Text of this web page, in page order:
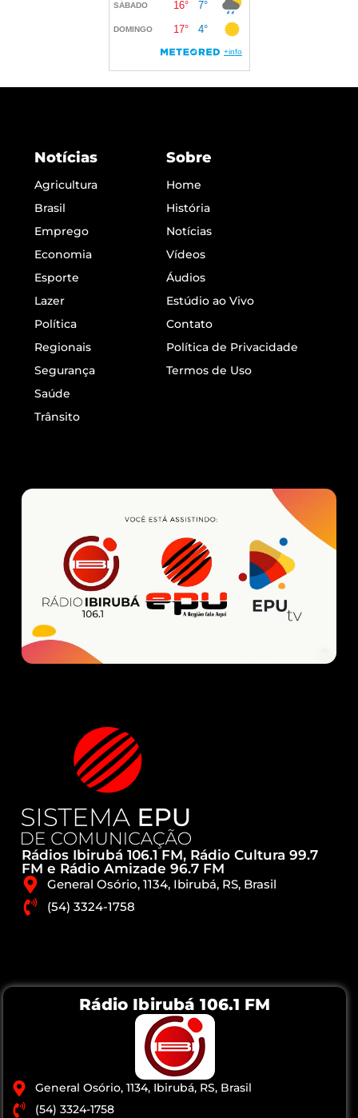
Rádios Ibirubá 106.1 FM, Rádio Cultura 99.7
FM e Rádio Amizade 96.7 FM
General Osório, 1134, Ibirubá, RS, Brasil
(54) 3324-1758
Notícias
Agricultura
Brasil
Emprego
Economia
Esporte
Lazer
Política
Regionais
Segurança
Saúde
Trânsito
Sobre
Home
História
Notícias
Vídeos
Áudios
Estúdio ao Vivo
Contato
Política de Privacidade
Termos de Uso
Rádio Ibirubá 106.1 FM
General Osório, 1134, Ibirubá, RS, Brasil
(54) 3324-1758